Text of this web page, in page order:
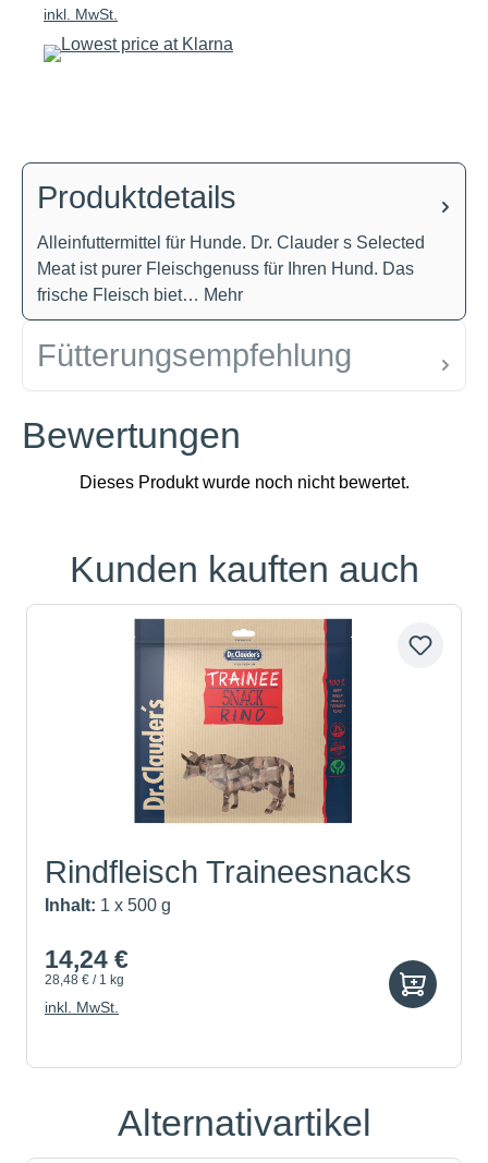
inkl. MwSt.
Produktdetails
Alleinfuttermittel für Hunde. Dr. Clauder s Selected
Meat ist purer Fleischgenuss für Ihren Hund. Das
frische Fleisch biet… Mehr
Fütterungsempfehlung
Bewertungen
Produktgalerie überspringen
Kunden kauften auch
Rindfleisch Traineesnacks
Inhalt: 1 x 500 g
14,24 €
28,48 € / 1 kg
inkl. MwSt.
Produktgalerie überspringen
Alternativartikel